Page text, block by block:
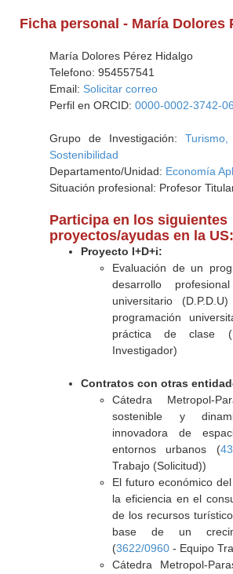
Ficha personal - María Dolores
María Dolores Pérez Hidalgo
Telefono: 954557541
Email: Solicitar correo
Perfil en ORCID: 0000-0002-3742-
Grupo de Investigación:
Sostenibilidad
Departamento/Unidad: Economía
Situación profesional: Profesor
Participa en los siguientes
proyectos/ayudas en la US:
Proyecto I+D+i:
Evaluación de un
desarrollo
universitario
programación
práctica de clase (
Investigador)
Contratos con otras
Cátedra Metropol-
sostenible y
innovadora de
entornos urbanos (
Trabajo (Solicitud))
El futuro económico
la eficiencia en el
de los recursos
base de un
(3622/0960- Equipo
Cátedra Metropol-